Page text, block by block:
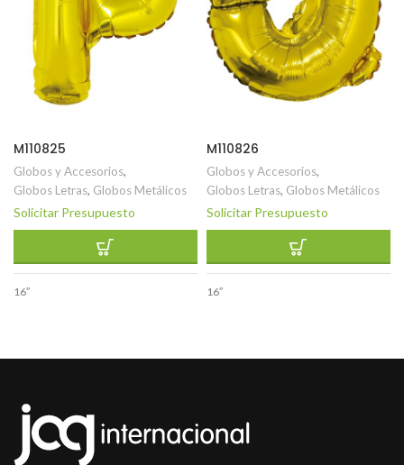
M110825
Globos y Accesorios,
Globos Letras, Globos Metálicos
Solicitar Presupuesto
16″
M110826
Globos y Accesorios,
Globos Letras, Globos Metálicos
Solicitar Presupuesto
16″